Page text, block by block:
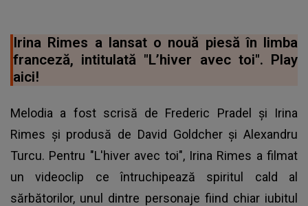
Irina Rimes a lansat o nouă piesă în limba
franceză, intitulată "L’hiver avec toi". Play
aici!
Melodia a fost scrisă de Frederic Pradel și Irina
Rimes și produsă de David Goldcher și Alexandru
Turcu. Pentru "L'hiver avec toi", Irina Rimes a filmat
un videoclip ce întruchipează spiritul cald al
sărbătorilor, unul dintre personaje fiind chiar iubitul